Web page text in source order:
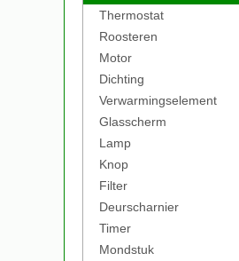
Thermostat
Roosteren
Motor
Dichting
Verwarmingselement
Glasscherm
Lamp
Knop
Filter
Deurscharnier
Timer
Mondstuk